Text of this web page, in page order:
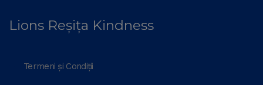
Lions Reșița Kindness
Termeni și Condiții